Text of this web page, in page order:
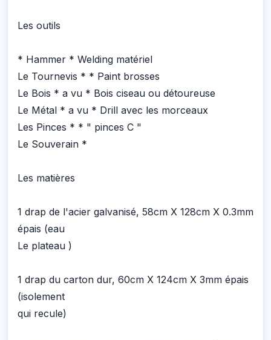
Les outils
* Hammer * Welding matériel
Le Tournevis * * Paint brosses
Le Bois * a vu * Bois ciseau ou détoureuse
Le Métal * a vu * Drill avec les morceaux
Les Pinces * * " pinces C "
Le Souverain *
Les matières
1 drap de l'acier galvanisé, 58cm X 128cm X 0.3mm
épais (eau
Le plateau )
1 drap du carton dur, 60cm X 124cm X 3mm épais
(isolement
qui recule)